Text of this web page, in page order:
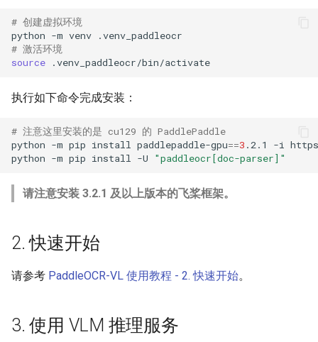
# 创建虚拟环境
python -m venv
# 激活环境
source
执行如下命令完成安装：
# 注意这里安装的是 cu129 的 PaddlePaddle
python -m pip install paddlepaddle-gpu==3 .2.1
-i
python -m pip install -U "paddleocr[doc-parser]"
请注意安装 3.2.1 及以上版本的飞桨框架。
2. 快速开始
请参考 PaddleOCR-VL 使用教程 - 2. 快速开始。
3. 使用 VLM 推理服务